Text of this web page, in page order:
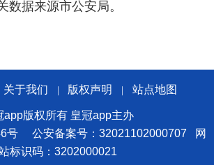
数据来源市公安局。
关于我们 版权声明 站点地图
app版权所有 皇冠app主办
号
公安备案号：32021102000707
网
标识码：3202000021